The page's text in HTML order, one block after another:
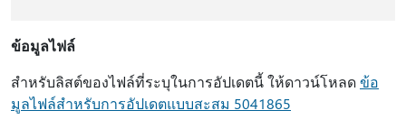
ข้อมูลไฟล์
สําหรับลิสต์ของไฟล์ที่ระบุในการอัปเดตนี้ ให้ดาวน์โหลดข้อ
มูลไฟล์สําหรับการอัปเดตแบบสะสม 5041865